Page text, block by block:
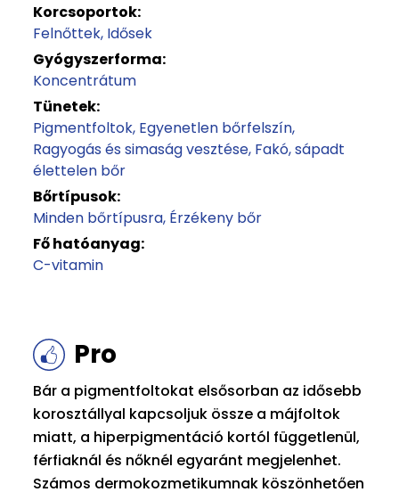
Korcsoportok:
Felnőttek Idősek
Gyógyszerforma:
Koncentrátum
Tünetek:
Pigmentfoltok Egyenetlen bőrfelszín
Ragyogás és simaság vesztése Fakó, sápadt
élettelen bőr
Bőrtípusok:
Minden bőrtípusra Érzékeny bőr
Fő hatóanyag:
C-vitamin
Pro
Bár a pigmentfoltokat elsősorban az idősebb
korosztállyal kapcsoljuk össze a májfoltok
miatt, a hiperpigmentáció kortól függetlenül,
férfiaknál és nőknél egyaránt megjelenhet.
Számos dermokozmetikumnak köszönhetően